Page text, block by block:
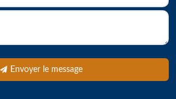
Envoyer le message